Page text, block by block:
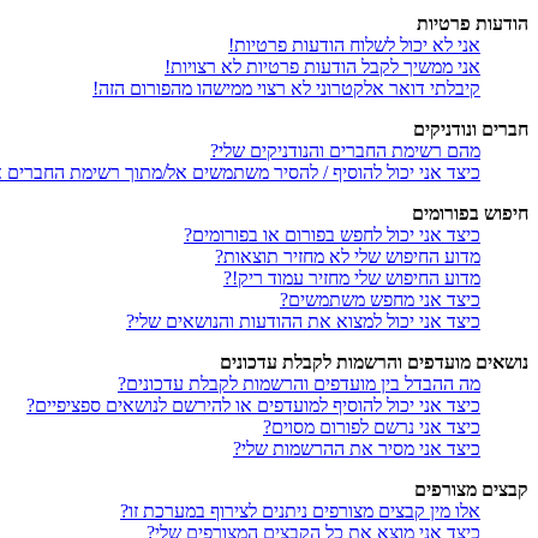
הודעות פרטיות
אני לא יכול לשלוח הודעות פרטיות!
אני ממשיך לקבל הודעות פרטיות לא רצויות!
קיבלתי דואר אלקטרוני לא רצוי ממישהו מהפורום הזה!
חברים ונודניקים
מהם רשימת החברים והנודניקים שלי?
כיצד אני יכול להוסיף / להסיר משתמשים אל/מתוך רשימת החברים
חיפוש בפורומים
כיצד אני יכול לחפש בפורום או בפורומים?
מדוע החיפוש שלי לא מחזיר תוצאות?
מדוע החיפוש שלי מחזיר עמוד ריק!?
כיצד אני מחפש משתמשים?
כיצד אני יכול למצוא את ההודעות והנושאים שלי?
נושאים מועדפים והרשמות לקבלת עדכונים
מה ההבדל בין מועדפים והרשמות לקבלת עדכונים?
כיצד אני יכול להוסיף למועדפים או להירשם לנושאים ספציפיים?
כיצד אני נרשם לפורום מסוים?
כיצד אני מסיר את ההרשמות שלי?
קבצים מצורפים
אלו מין קבצים מצורפים ניתנים לצירוף במערכת זו?
כיצד אני מוצא את כל הקבצים המצורפים שלי?